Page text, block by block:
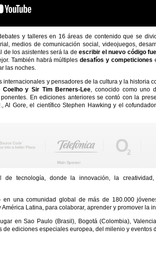
y talleres en 16 áreas de contenido que se
medios de comunicación social, videojuegos,
de los asistentes será la de escribir el nuevo código
También habrá múltiplesdesafíos y competiciones
las noches.
y pensadores de la cultura y la historia
Coelho y Sir Tim Berners-Lee, conocido como uno
En ediciones anteriores se contó con la
Al Gore, el científico Stephen Hawking y el
de tecnología, donde la innovación, la
en una comunidad global de más de 180.000
Latina, para colaborar, aprender y promover la
en Sao Paulo (Brasil), Bogotá (Colombia),
ediciones especiales europea, del milenio y eventos